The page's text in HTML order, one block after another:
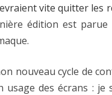
vite quitter les
édition est parue
nouveau cycle de
usage des écrans : je